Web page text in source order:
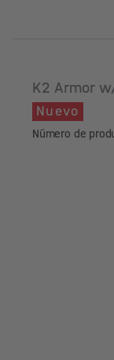
K2 Armor
Nuevo
Número de